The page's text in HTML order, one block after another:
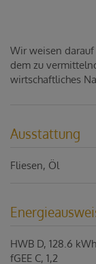
Wir weisen
dem zu
wirtschaftliches
Ausstattung
Fliesen Öl
HWB D, 128.6
fGEE C, 1,2